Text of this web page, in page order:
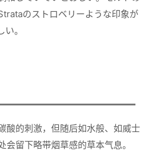
のストロベリーような印象が
。
酸的刺激，但随后如水般、如威士
会留下略带烟草感的草本气息。